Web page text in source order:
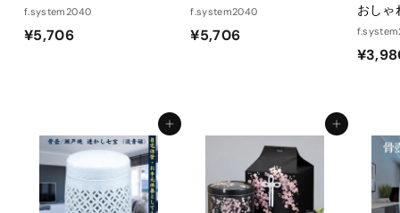
f.system2040
¥5,706¥
6
f.system2040
¥5,706¥
おしゃ
カートに入れる カートに入れる